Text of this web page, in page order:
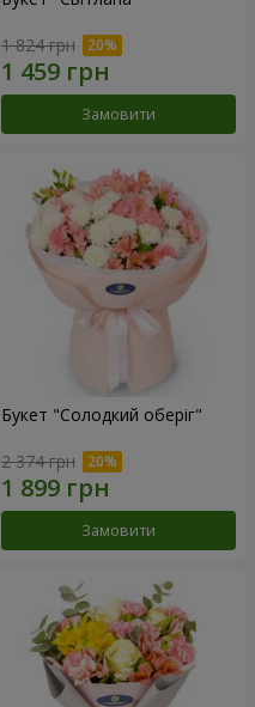
1 824 грн
Замовити
Букет "Солодкий оберіг"
2 374 грн
Замовити